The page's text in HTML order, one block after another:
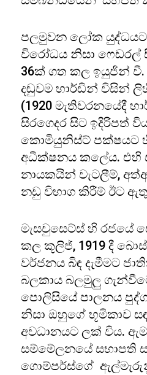
පලමුවන ලෝක යුද්ධයට
විරෝධය නිසා ෆෙඩරල්
36ක් ගත කල ඉයුජින්
දඬුවම හාර්ඩින් විසින්
(1920 මැතිවරනයේදී
සිරගෙදර සිට ඉදිරිපත්
කොමියුනිස්ට් පක්ෂයට
අධීක්ෂනය කලේය. එහි
නායකයින් වැටලීම්,
නඩු විභාග කිරීම් ඊට
මැසචුසෙට්ස් හි රජයේ
කල කූලිජ්, 1919 දී
වර්ජනය බිඳ දැමීමට
බලකාය බලමුලු
පොලිසියේ පාලනය
නිසා ඔහුගේ භූමිකාව
අවධානයට ලක් විය.
සම්මේලනයේ සභාපති
ගොම්පර්ස්ගේ